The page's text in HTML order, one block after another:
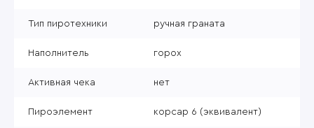
Тип пиротехники ручная граната
Наполнитель горох
Активная чека нет
Пироэлемент корсар 6 (эквивалент)